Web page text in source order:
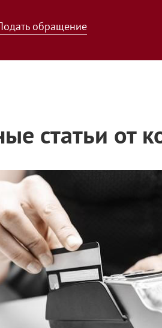
обращение
статьи от